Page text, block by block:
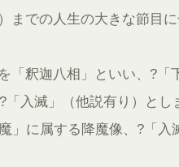
までの人生の大きな節目
「釈迦八相」といい、?「
入滅」（他説有り）とし
」に属する降魔像、?「入